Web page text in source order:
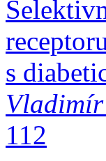
s
Vladimír
112